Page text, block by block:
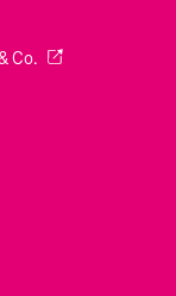
geöffnet)
Co. (Wird in einem